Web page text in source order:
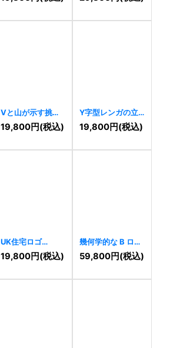
ゴ [ 10942]
ロゴ
10939]
Vと山が示す挑戦
と成長のロゴ
10905]
19,800円(税込)
Y字型レンガの立
体ロゴ[10897]
19,800円(税込)
UK住宅ロゴ
[10881]
19,800円(税込)
幾何学的な B ロゴ
[10883]
59,800円(税込)